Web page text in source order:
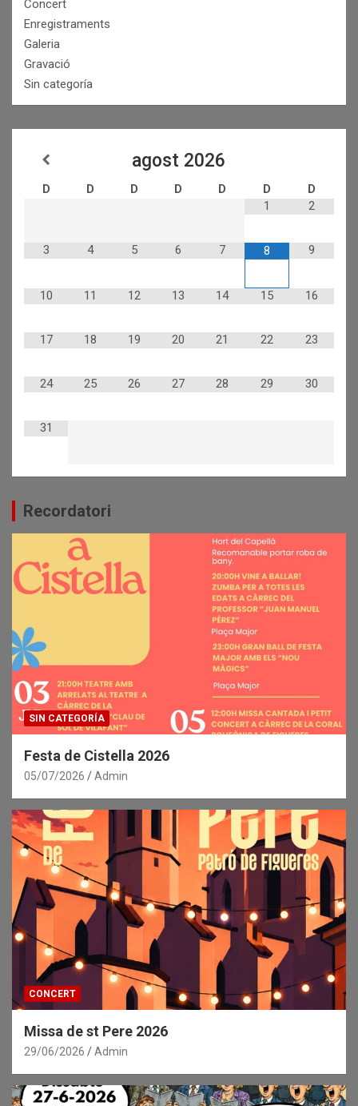
Concert
Enregistraments
Galeria
Gravació
Sin categoría
agost 2026
D D D D D D
D
1
2
3 4 5 6 7 8 9
10 11 12 13 14 15 16
17 18 19 20 21 22 23
24 25 26 27 28 29 30
31
Recordatori
SIN CATEGORÍA
Festa de Cistella 2026
05/07/2026 Admin
CONCERT
Missa de st Pere 2026
29/06/2026 Admin